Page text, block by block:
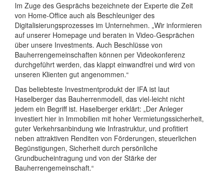
Im Zuge des Gesprächs bezeichnete der Experte die Zeit
von Home-Office auch als Beschleuniger des
Digitalisierungsprozesses im Unternehmen. „Wir informieren
auf unserer Homepage und beraten in Video-Gesprächen
über unsere Investments. Auch Beschlüsse von
Bauherrengemeinschaften können per Videokonferenz
durchgeführt werden, das klappt einwandfrei und wird von
unseren Klienten gut angenommen.“
Das beliebteste Investmentprodukt der IFA ist laut
Haselberger das Bauherrenmodell, das viel-leicht nicht
jedem ein Begriff ist. Haselberger erklärt: „Der Anleger
investiert hier in Immobilien mit hoher Vermietungssicherheit,
guter Verkehrsanbindung wie Infrastruktur, und profitiert
neben attraktiven Renditen von Förderungen, steuerlichen
Begünstigungen, Sicherheit durch persönliche
Grundbucheintragung und von der Stärke der
Bauherrengemeinschaft.“